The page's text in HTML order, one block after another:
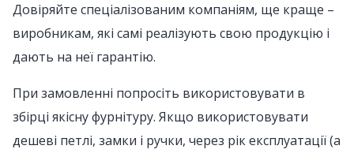
Довіряйте спеціалізованим компаніям, ще краще –
виробникам, які самі реалізують свою продукцію і
дають на неї гарантію.
При замовленні попросіть використовувати в
збірці якісну фурнітуру. Якщо використовувати
дешеві петлі, замки і ручки, через рік експлуатації (а